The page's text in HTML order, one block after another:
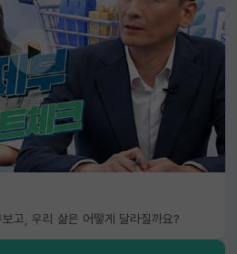
고, 우리 삶은 어떻게 달라질까요?